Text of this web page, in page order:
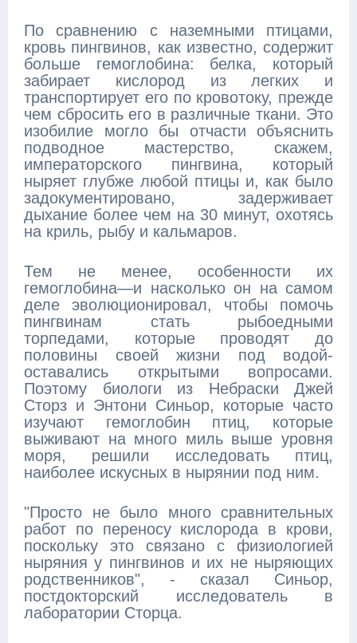
По сравнению с наземными птицами,
кровь пингвинов, как известно, содержит
больше гемоглобина: белка, который
забирает кислород из легких и
транспортирует его по кровотоку, прежде
чем сбросить его в различные ткани. Это
изобилие могло бы отчасти объяснить
подводное мастерство, скажем,
императорского пингвина, который
ныряет глубже любой птицы и, как было
задокументировано, задерживает
дыхание более чем на 30 минут, охотясь
на криль, рыбу и кальмаров.
Тем не менее, особенности их
гемоглобина—и насколько он на самом
деле эволюционировал, чтобы помочь
пингвинам стать рыбоедными
торпедами, которые проводят до
половины своей жизни под водой-
оставались открытыми вопросами.
Поэтому биологи из Небраски Джей
Сторз и Энтони Синьор, которые часто
изучают гемоглобин птиц, которые
выживают на много миль выше уровня
моря, решили исследовать птиц,
наиболее искусных в нырянии под ним.
"Просто не было много сравнительных
работ по переносу кислорода в крови,
поскольку это связано с физиологией
ныряния у пингвинов и их не ныряющих
родственников", - сказал Синьор,
постдокторский исследователь в
лаборатории Сторца.